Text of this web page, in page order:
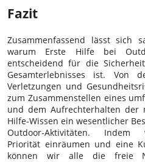
Fazit
Zusammenfassend lässt sich
warum Erste Hilfe bei
entscheidend für die
Gesamterlebnisses ist. Von
Verletzungen und
zum Zusammenstellen eines
und dem Aufrechterhalten der
Hilfe-Wissen ein wesentlicher
Outdoor-Aktivitäten. Indem
Priorität einräumen und eine
können wir alle die freie